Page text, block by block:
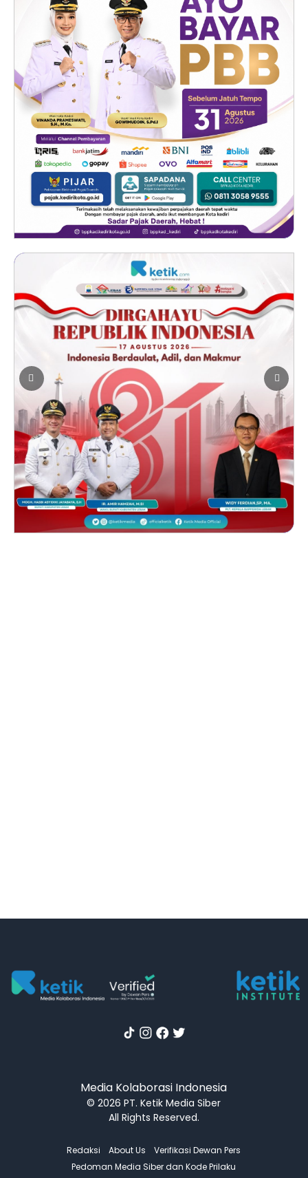
Media Kolaborasi Indonesia
© 2026 PT. Ketik Media Siber
All Rights Reserved.
Redaksi About Us
Verifikasi Dewan Pers
Pedoman Media Siber dan Kode Prilaku